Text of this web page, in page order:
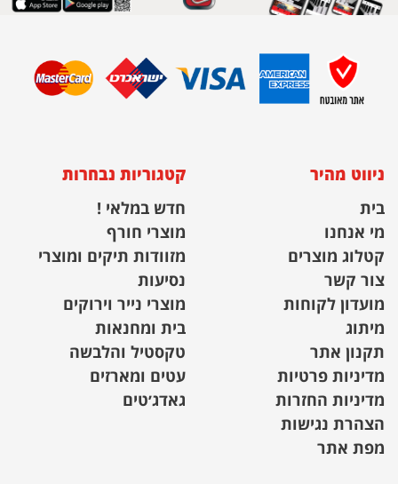
ניווט מהיר
בית
מי אנחנו
קטלוג מוצרים
צור קשר
מועדון לקוחות
מיתוג
תקנון אתר
מדיניות פרטיות
מדיניות החזרות
הצהרת נגישות
מפת אתר
קטגוריות נבחרות
חדש במלאי !
מוצרי חורף
מזוודות תיקים ומוצרי
נסיעות
מוצרי נייר וירוקים
בית ומחנאות
טקסטיל והלבשה
עטים ומארזים
גאדג׳טים